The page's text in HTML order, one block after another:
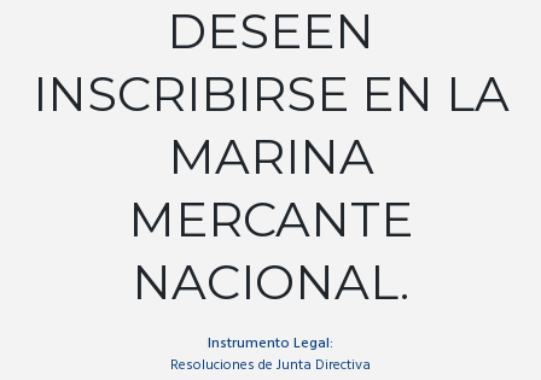
DESEEN
INSCRIBIRSE EN LA
MARINA
MERCANTE
NACIONAL.
Instrumento Legal:
Resoluciones de Junta Directiva